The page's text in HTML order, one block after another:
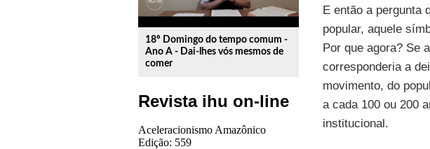
18º Domingo do tempo comum -
Ano A - Dai-lhes vós mesmos de
comer
Revista ihu on-line
Aceleracionismo Amazônico
Edição: 559
E então a pergunta
popular, aquele
Por que agora? Se
corresponderia a
movimento, do
a cada 100 ou 200
institucional.